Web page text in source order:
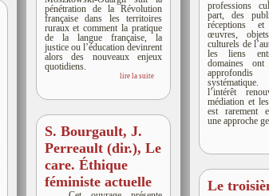
pénétration de la Révolution
française dans les territoires
ruraux et comment la pratique
de la langue française, la
justice ou l’éducation devinrent
alors des nouveaux enjeux
quotidiens.
lire la suite
S. Bourgault, J.
Perreault (dir.), Le
care. Éthique
féministe actuelle
professions
part, des
réceptions
œuvres,
culturels de
les liens
domaines
l’intérêt
médiation et
est rarement
une approche
Le